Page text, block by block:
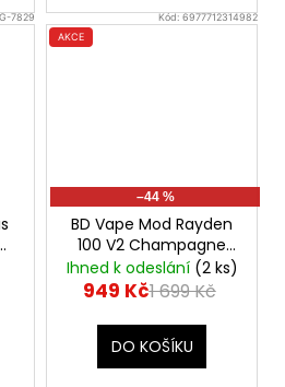
7829 Kód:6977712314982
AKCE
–44 %
BD Vape Mod Rayden
100 V2 Champagne
GoldVýkonný
značkový elektronický
Ihned k odeslání (2 ks)
949 Kč1 699 Kč
DO KOŠÍKU